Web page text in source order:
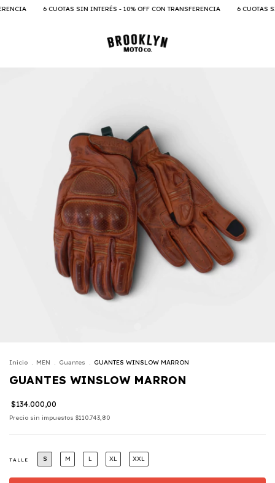
6 CUOTAS SIN INTERÉS - 10% OFF CON TRANSFERENCIA 6 CUOTAS SIN
Inicio . MEN . Guantes . GUANTES WINSLOW MARRON
GUANTES WINSLOW MARRON
$134.000,00
Precio sin impuestos $110.743,80
TALLE S M L XL XXL